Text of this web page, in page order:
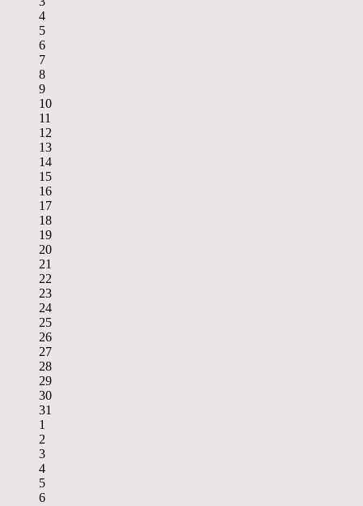
4
5
6
7
8
9
10
11
12
13
14
15
16
17
18
19
20
21
22
23
24
25
26
27
28
29
30
31
1
2
3
4
5
6